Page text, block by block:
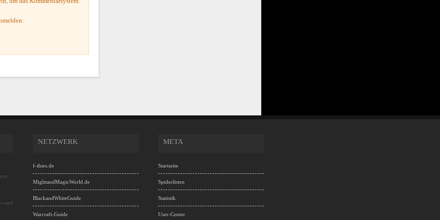
und
NETZWERK
f-thies.de
MightandMagicWorld.de
BlackandWhiteGuide
Warcraft-Guide
META
Startseite
Spiderlisten
Statistik
User-Center